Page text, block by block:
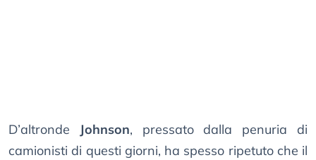
D’altronde Johnson, pressato dalla penuria di
camionisti di questi giorni, ha spesso ripetuto che il